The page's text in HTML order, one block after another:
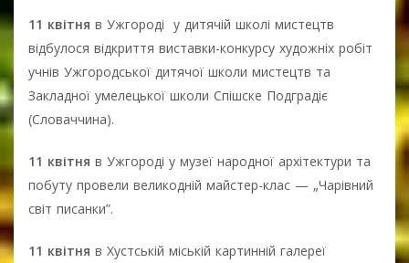
11 квітня в Ужгороді у дитячій школі мистецтв
відбулося відкриття виставки-конкурсу художніх робіт
учнів Ужгородської дитячої школи мистецтв та
Закладної умелецької школи Спішске Подградіє
(Словаччина).
11 квітня в Ужгороді у музеї народної архітектури та
побуту провели великодній майстер-клас — „Чарівний
світ писанки”.
11 квітня в Хустській міській картинній галереї